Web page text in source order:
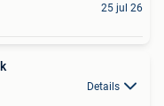
25 jul 26
Details